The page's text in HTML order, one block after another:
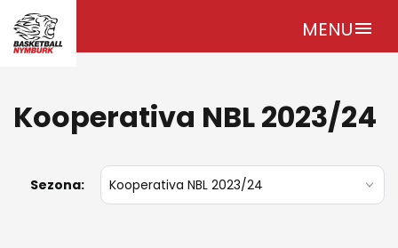
MENUmenu
Kooperativa NBL 2023/24
Sezona: